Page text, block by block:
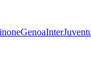
GenoaInter